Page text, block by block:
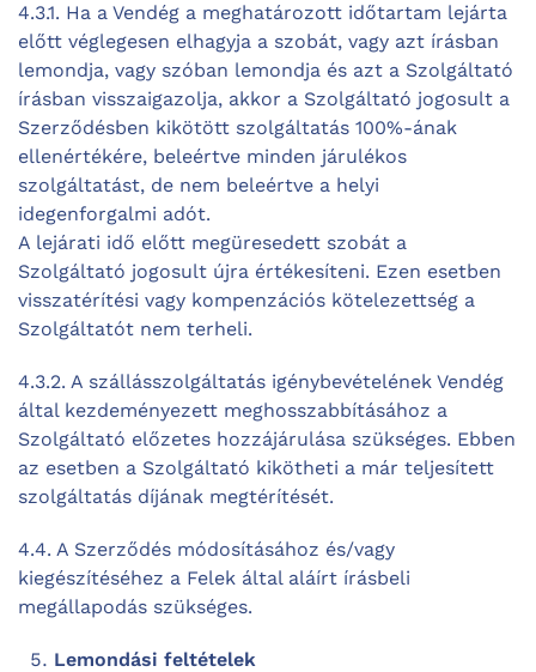
4.3.1. Ha a Vendég a meghatározott időtartam lejárta
előtt véglegesen elhagyja a szobát, vagy azt írásban
lemondja, vagy szóban lemondja és azt a Szolgáltató
írásban visszaigazolja, akkor a Szolgáltató jogosult a
Szerződésben kikötött szolgáltatás 100%-ának
ellenértékére, beleértve minden járulékos
szolgáltatást, de nem beleértve a helyi
idegenforgalmi adót.
A lejárati idő előtt megüresedett szobát a
Szolgáltató jogosult újra értékesíteni. Ezen esetben
visszatérítési vagy kompenzációs kötelezettség a
Szolgáltatót nem terheli.
4.3.2. A szállásszolgáltatás igénybevételének Vendég
által kezdeményezett meghosszabbításához a
Szolgáltató előzetes hozzájárulása szükséges. Ebben
az esetben a Szolgáltató kikötheti a már teljesített
szolgáltatás díjának megtérítését.
4.4. A Szerződés módosításához és/vagy
kiegészítéséhez a Felek által aláírt írásbeli
megállapodás szükséges.
Lemondási feltételek